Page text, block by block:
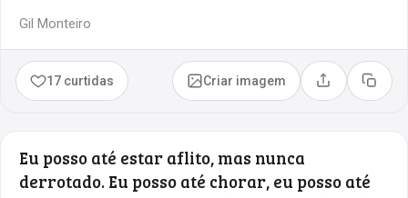
Gil Monteiro
17 curtidas Criar imagem Compartilhar
Copiar
Eu posso até estar aflito, mas nunca
derrotado. Eu posso até chorar, eu posso até